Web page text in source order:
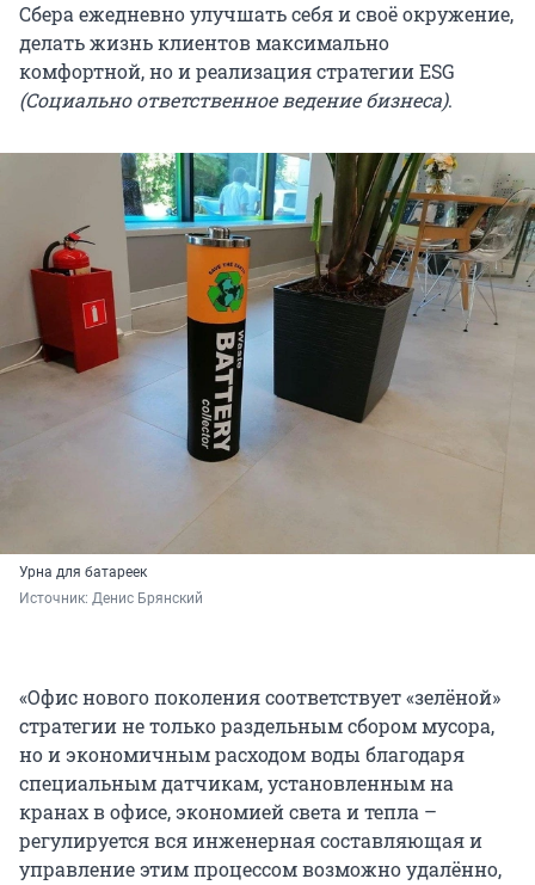
Сбера ежедневно улучшать себя и своё окружение,
делать жизнь клиентов максимально
комфортной, но и реализация стратегии ESG
(Социально ответственное ведение бизнеса).
Урна для батареек
Источник: Денис Брянский
«Офис нового поколения соответствует «зелёной»
стратегии не только раздельным сбором мусора,
но и экономичным расходом воды благодаря
специальным датчикам, установленным на
кранах в офисе, экономией света и тепла –
регулируется вся инженерная составляющая и
управление этим процессом возможно удалённо,